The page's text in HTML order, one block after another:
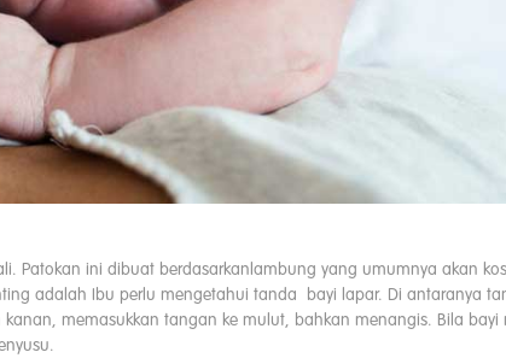
Patokan ini dibuat berdasarkanlambung yang umumnya akan
adalah Ibu perlu mengetahui tanda bayi lapar. Di antaranya
memasukkan tangan ke mulut, bahkan menangis. Bila bayi